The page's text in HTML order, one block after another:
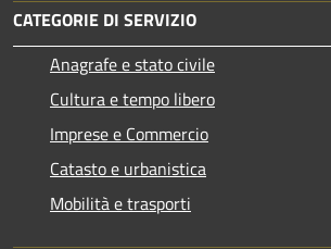
CATEGORIE DI SERVIZIO
Anagrafe e stato civile
Cultura e tempo libero
Imprese e Commercio
Catasto e urbanistica
Mobilità e trasporti